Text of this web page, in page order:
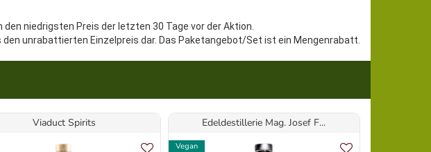
niedrigsten Preis der letzten 30 Tage vor der Aktion.
unrabattierten Einzelpreis dar. Das Paketangebot/Set ist ein Mengenrabatt.
Viaduct Spirits Edeldestillerie Mag. Josef F...
Vegan